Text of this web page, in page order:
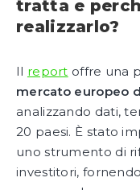
tratta e
realizzarlo?
Il report offre una
mercato europeo
analizzando dati,
20 paesi. È stato
uno strumento di
investitori,